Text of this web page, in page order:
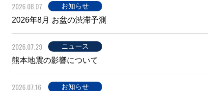
2026.08.07 お知らせ
2026年8月 お盆の渋滞予測
2026.07.29 ニュース
熊本地震の影響について
2026.07.16 お知らせ